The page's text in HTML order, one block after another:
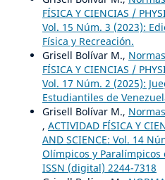
FÍSICA Y CIENCIAS /
Vol. 15 Núm. 3 (2023):
Física y Recreación.
Grisell Bolívar M.,
FÍSICA Y CIENCIAS /
Vol. 17 Núm. 2 (2025):
Estudiantiles de
Grisell Bolívar M.,
, ACTIVIDAD FÍSICA Y
AND SCIENCE: Vol. 14
Olímpicos y
ISSN (digital) 2244-7318